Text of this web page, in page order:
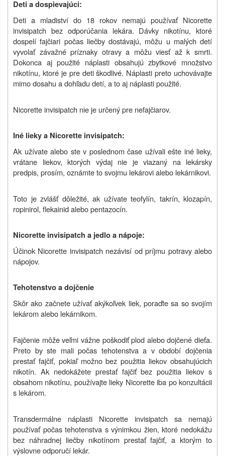
Deti a dospievajúci:
Deti a mladiství do 18 rokov nemajú používať Nicorette
invisipatch bez odporúčania lekára. Dávky nikotínu, ktoré
dospelí fajčiari počas liečby dostávajú, môžu u malých detí
vyvolať závažné príznaky otravy a môžu viesť až k smrti.
Dokonca aj použité náplasti obsahujú zbytkové množstvo
nikotínu, ktoré je pre deti škodlivé. Náplasti preto uchovávajte
mimo dosahu a dohľadu detí, a to aj náplasti použité.
Nicorette invisipatch nie je určený pre nefajčiarov.
Iné lieky a Nicorette invisipatch:
Ak užívate alebo ste v poslednom čase užívali ešte iné lieky,
vrátane liekov, ktorých výdaj nie je viazaný na lekársky
predpis, prosím, oznámte to svojmu lekárovi alebo lekárnikovi.
Toto je zvlášť dôležité, ak užívate teofylín, takrín, klozapín,
ropinirol, flekainid alebo pentazocín.
Nicorette invisipatch a jedlo a nápoje:
Účinok Nicorette invisipatch nezávisí od príjmu potravy alebo
nápojov.
Tehotenstvo a dojčenie
Skôr ako začnete užívať akýkoľvek liek, poraďte sa so svojím
lekárom alebo lekárnikom.
Fajčenie môže veľmi vážne poškodiť plod alebo dojčené dieťa.
Preto by ste mali počas tehotenstva a v období dojčenia
prestať fajčiť, pokiaľ možno bez použitia liekov obsahujúcich
nikotín. Ak nedokážete prestať fajčiť bez použitia liekov s
obsahom nikotínu, používajte lieky Nicorette iba po konzultácii
s lekárom.
Transdermálne náplasti Nicorette invisipatch sa nemajú
používať počas tehotenstva s výnimkou žien, ktoré nedokážu
bez náhradnej liečby nikotínom prestať fajčiť, a ktorým to
výslovne odporučí lekár.